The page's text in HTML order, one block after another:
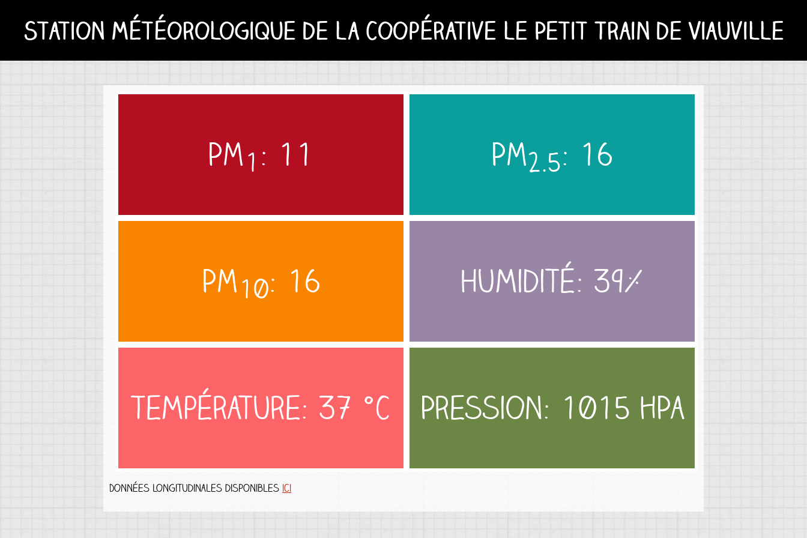
Station météorologique de la Coopérative le Petit Train de Viauville
PM1 : 11 PM2.5: 16
PM10: 16 Humidité: 39%
Température: 37 °C Pression: 1015 hPa
Données longitudinales disponibles ici